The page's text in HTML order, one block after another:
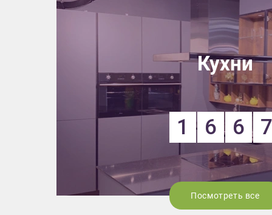
Кухни
1 6 6 7
Посмотреть все